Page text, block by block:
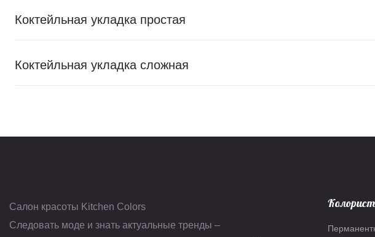
Коктейльная укладка простая
Коктейльная укладка сложная
Салон красоты Kitchen Colors
Следовать моде и знать актуальные тренды –